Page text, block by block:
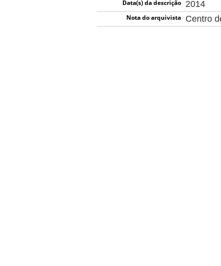
Data(s) da descrição 2014
Nota do arquivista Centro